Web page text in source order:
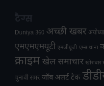
Duniya 360 अच्छी खबर अयोध्या
एमएमएमयूटी एमजीयूजी एम्स थाना
क्राइमखेल समाचार खोराबार
चुनावी समर जॉब अलर्ट टेक